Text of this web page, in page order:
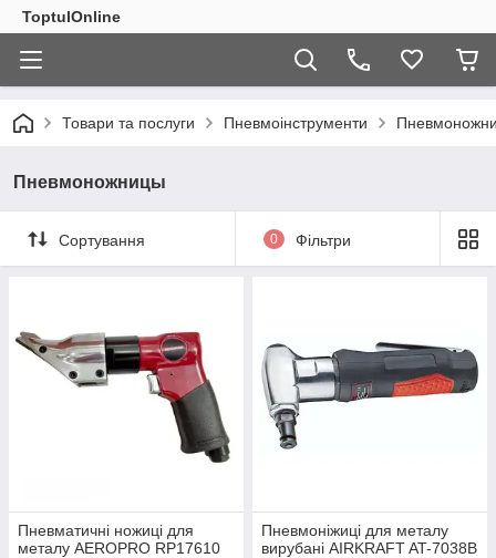
ToptulOnline
Товари та послуги Пневмоінструменти
Пневмоножницы
Сортування 0 Фільтри
Пневматичні ножиці для
металу AEROPRO RP17610
Пневмоніжиці для металу
вирубані AIRKRAFT AT-7038B